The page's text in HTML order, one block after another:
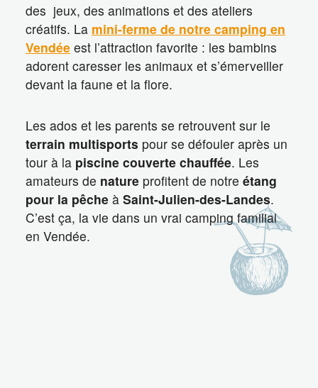
des jeux, des animations et des ateliers
créatifs. La mini-ferme de notre camping en
Vendée est l’attraction favorite : les bambins
adorent caresser les animaux et s’émerveiller
devant la faune et la flore.
Les ados et les parents se retrouvent sur le
terrain multisports pour se défouler après un
tour à la piscine couverte chauffée. Les
amateurs de nature profitent de notre étang
pour la pêche à Saint-Julien-des-Landes.
C’est ça, la vie dans un vrai camping familial
en Vendée.